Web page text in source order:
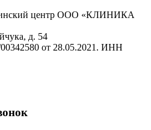
центр ООО «КЛИНИКА
д. 54
от 28.05.2021. ИНН